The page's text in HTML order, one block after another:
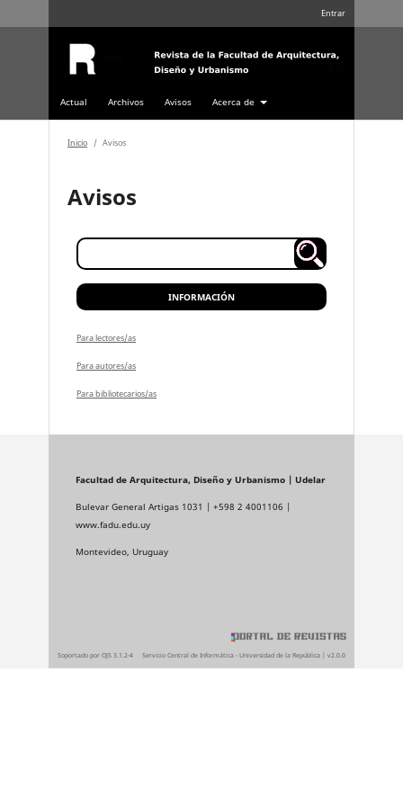
Actual Archivos Avisos Acerca de
Entrar
Inicio / Avisos
Avisos
INFORMACIÓN
Para lectores/as
Para autores/as
Para bibliotecarios/as
Facultad de Arquitectura, Diseño y Urbanismo | Udelar
Bulevar General Artigas 1031 | +598 2 4001106 |
www.fadu.edu.uy
Montevideo, Uruguay
Soportado por OJS 3.1.2-4 Servicio Central de Informática - Universidad de la República | v2.0.0